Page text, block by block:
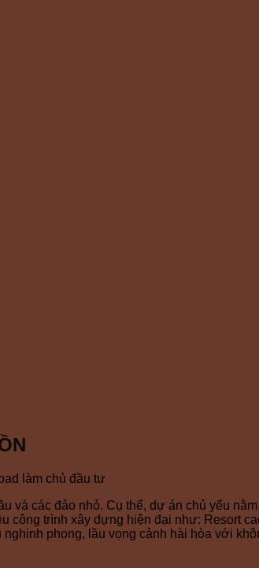
làm chủ đầu tư
và các đảo nhỏ. Cụ thể, dự án chủ yếu
trình xây dựng hiện đại như: Resort
phong, lầu vọng cảnh hài hòa với